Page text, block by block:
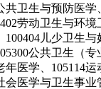
共卫生与预防医学
劳动卫生与环境
100404儿少卫生与
公共卫生（专
年医学、105114
会医学与卫生事业